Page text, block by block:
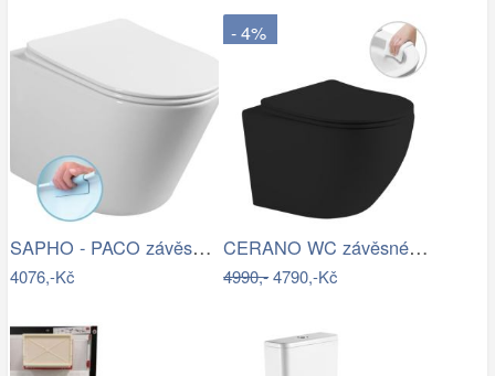
SAPHO - PACO závěsná WC mísa, Rimless,…
4076,-Kč
- 4%
CERANO WC závěsné Cesso, Rimless + Slim…
4990,-4790,-Kč